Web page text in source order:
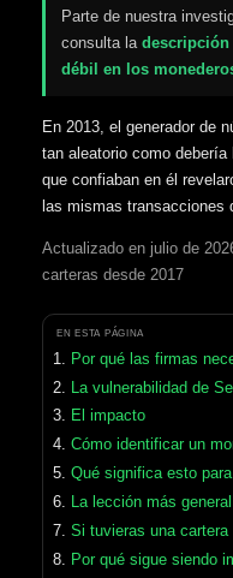
Parte de nuestra
consulta la descripción
débil en los
En 2013, el generador de
tan aleatorio como
que confiaban en él
las mismas transacciones
Actualizado en julio de
carteras desde 2017
EN ESTA PÁGINA
Por qué las firmas
La vulnerabilidad de
El impacto
Cómo identificar un
Qué significa esto
La lección más general
Si tuvieras una cartera
Por qué sigue siendo